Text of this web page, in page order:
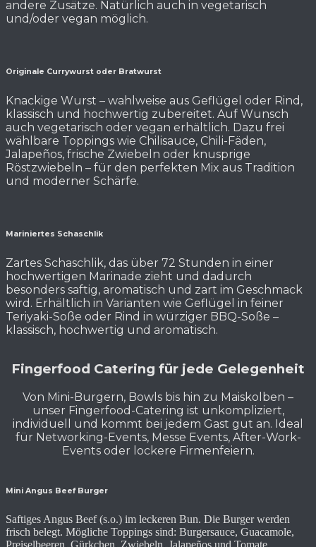
andere Zusätze. Natürlich auch in vegetarisch
und/oder vegan möglich.
Originale Currywurst oder Bratwurst
Knackige Wurst – wahlweise aus Geflügel oder Rind,
klassisch und hochwertig zubereitet. Auf Wunsch
auch vegetarisch oder vegan erhältlich. Dazu frei
wählbare Toppings wie Chilisauce, Chili-Fäden,
Jalapeños, frische Zwiebeln oder knusprige
Röstzwiebeln – für den perfekten Mix aus Tradition
und moderner Schärfe.
Mariniertes Schaschlik
Zartes Schaschlik, das über 72 Stunden in einer
hochwertigen Marinade zieht und dadurch
besonders saftig, aromatisch und zart im Geschmack
wird. Erhältlich in Varianten wie Geflügel in feiner
Teriyaki-Soße oder Rind in würziger BBQ-Soße –
klassisch, hochwertig und aromatisch.
Fingerfood Catering für jede Gelegenheit
Von Mini-Burgern, Bowls bis hin zu Maiskolben –
unser Fingerfood-Catering ist unkompliziert,
individuell und kommt bei jedem Gast gut an. Ideal
für Networking-Events, Messe Events, After-Work-
Events oder lockere Firmenfeiern.
Mini Angus Beef Burger
Saftiges Angus Beef (s.o.) im leckeren Bun. Die Burger werden
frisch belegt. Mögliche Toppings sind: Burgersauce, Guacamole,
Preiselbeeren, Gürkchen, Zwiebeln, Jalapeños und Tomate.